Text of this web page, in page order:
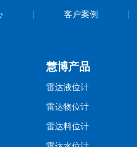
客户案例
慧博产品
雷达液位计
雷达物位计
雷达料位计